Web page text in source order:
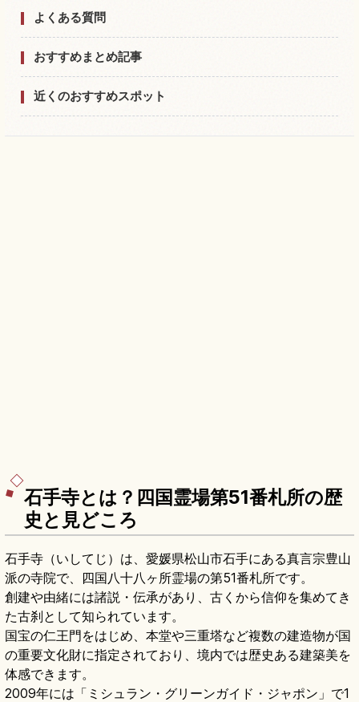
よくある質問
おすすめまとめ記事
近くのおすすめスポット
石手寺とは？四国霊場第51番札所の歴
史と見どころ
石手寺（いしてじ）は、愛媛県松山市石手にある真言宗豊山
派の寺院で、四国八十八ヶ所霊場の第51番札所です。
創建や由緒には諸説・伝承があり、古くから信仰を集めてき
た古刹として知られています。
国宝の仁王門をはじめ、本堂や三重塔など複数の建造物が国
の重要文化財に指定されており、境内では歴史ある建築美を
体感できます。
2009年には「ミシュラン・グリーンガイド・ジャポン」で1